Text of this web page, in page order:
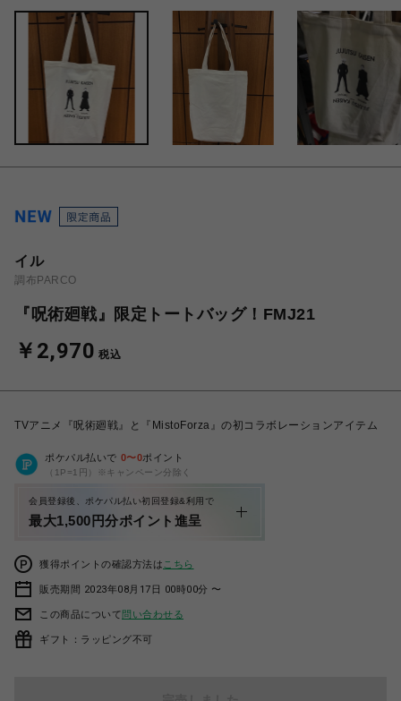
イル
調布PARCO
『呪術廻戦』限定トートバッグ！FMJ21
￥2,970 税込
TVアニメ『呪術廻戦』と『MistoForza』の初コラボレーションアイテム
ポケパル払いで 0〜0ポイント
（1P=1円）※キャンペーン分除く
会員登録後、ポケパル払い初回登録&利用で
最大1,500円分ポイント進呈
獲得ポイントの確認方法は こちら
販売期間 2023年08月17日 00時00分 〜
この商品について問い合わせる
ギフト：ラッピング不可